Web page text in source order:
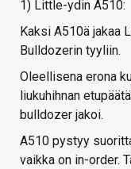
1) Little-ydin A510:
Kaksi A510ä jakaa
Bulldozerin tyyliin.
Oleellisena erona
liukuhihnan
bulldozer jakoi.
A510 pystyy
vaikka on in-order.